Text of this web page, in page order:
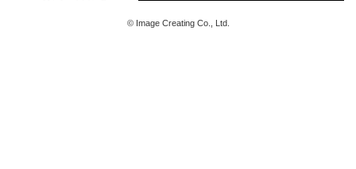
© Image Creating Co., Ltd.